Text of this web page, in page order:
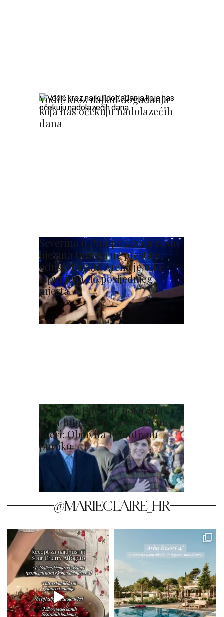
Vodič kroz najkul događanja
koja nas očekuju nadolazećih
dana
Severina u Puli pokazala zašto
njezina turneja ne prestaje
oduševljavati: Arena je bila
ispunjena do posljednjeg
mjesta
Princeza Eugenie pokazala
prvu fotografiju novorođene
kćeri: Objavila i emotivnu
poruku
@MARIECLAIRE_HR